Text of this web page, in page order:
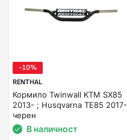
-10%
RENTHAL
Кормило Twinwall KTM SX85
2013- ; Husqvarna TE85 2017-
черен
В наличност